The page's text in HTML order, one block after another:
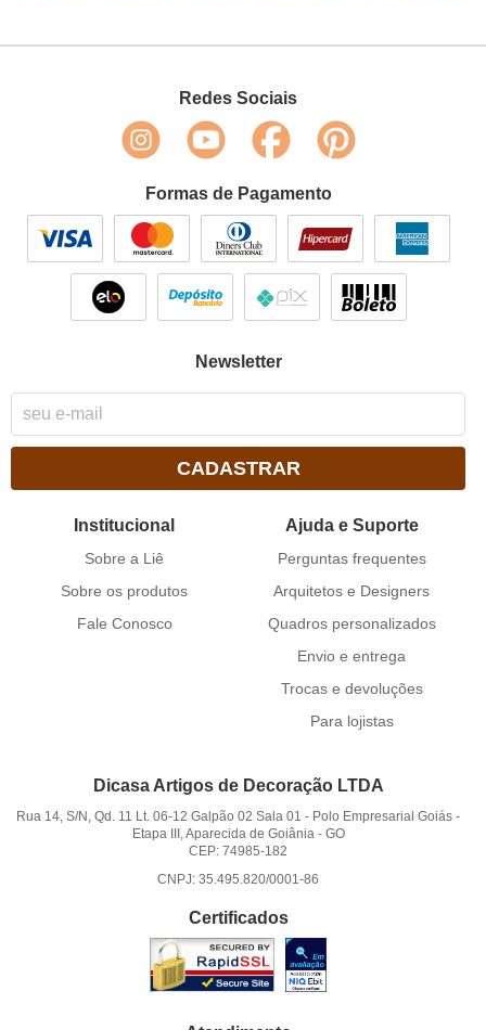
Redes Sociais
Formas de Pagamento
Newsletter
CADASTRAR
Institucional
Sobre a Liê
Sobre os produtos
Fale Conosco
Ajuda e Suporte
Perguntas frequentes
Arquitetos e Designers
Quadros personalizados
Envio e entrega
Trocas e devoluções
Para lojistas
Dicasa Artigos de Decoração LTDA
Rua 14, S/N, Qd. 11 Lt. 06-12 Galpão 02 Sala 01 - Polo Empresarial Goiás -
Etapa III, Aparecida de Goiânia - GO
CEP: 74985-182
CNPJ: 35.495.820/0001-86
Certificados